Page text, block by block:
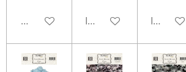
Houd mij op de hoogteIn winkelwagenIn